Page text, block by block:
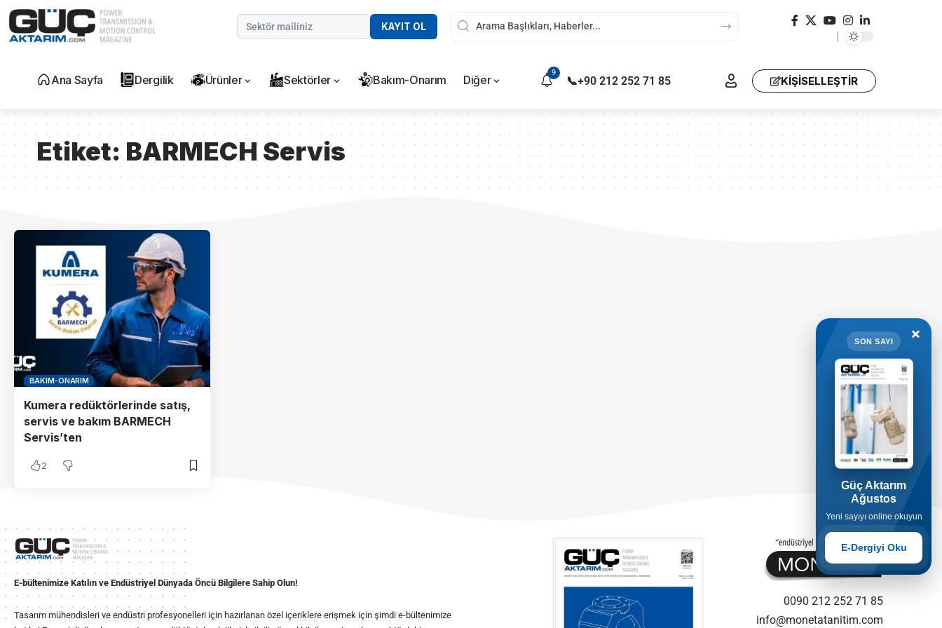
KAYIT OL
Ana Sayfa Dergilik Ürünler Sektörler Bakım-Onarım Diğer
9
📞+90 212 252 71 85 KIŞISELLEŞTIR
Etiket:BARMECH Servis
BAKIM-ONARIM
Kumera redüktörlerinde satış,
servis ve bakım BARMECH
Servis’ten
2
E-bültenimize Katılın ve Endüstriyel Dünyada Öncü Bilgilere Sahip Olun!
Tasarım mühendisleri ve endüstri profesyonelleri için hazırlanan özel içeriklere erişmek için şimdi e-bültenimize
0090 212 252 71 85
info@monetatanitim.com
×
SON SAYI
Güç Aktarım
Ağustos
Yeni sayıyı online okuyun
E-Dergiyi Oku